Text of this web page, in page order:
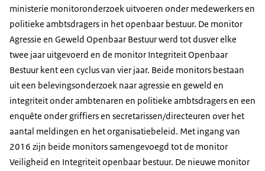
ministerie monitoronderzoek uitvoeren onder medewerkers en
politieke ambtsdragers in het openbaar bestuur. De monitor
Agressie en Geweld Openbaar Bestuur werd tot dusver elke
twee jaar uitgevoerd en de monitor Integriteit Openbaar
Bestuur kent een cyclus van vier jaar. Beide monitors bestaan
uit een belevingsonderzoek naar agressie en geweld en
integriteit onder ambtenaren en politieke ambtsdragers en een
enquête onder griffiers en secretarissen/directeuren over het
aantal meldingen en het organisatiebeleid. Met ingang van
2016 zijn beide monitors samengevoegd tot de monitor
Veiligheid en Integriteit openbaar bestuur. De nieuwe monitor